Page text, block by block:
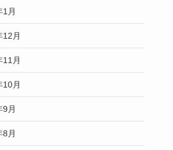
1月
12月
11月
10月
9月
8月